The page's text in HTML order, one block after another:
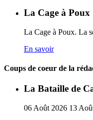
La Cage à Poux
La Cage à Poux. La
En savoir
Coups de coeur de la
La Bataille de
06 Août 2026 13